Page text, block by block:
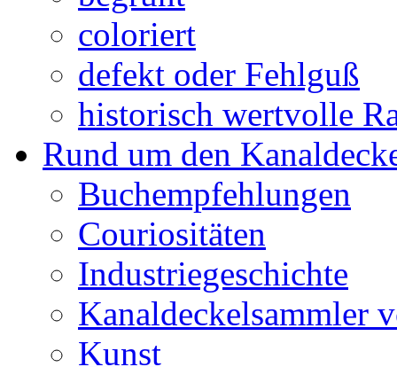
coloriert
defekt oder Fehlguß
historisch wertvolle
Rund um den
Buchempfehlungen
Couriositäten
Industriegeschichte
Kanaldeckelsammler
Kunst